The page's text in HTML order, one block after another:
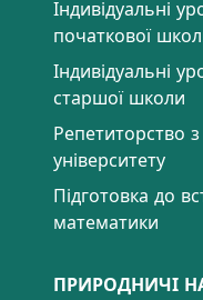
Індивідуальні
початкової
Індивідуальні
старшої школи
Репетиторство
університету
Підготовка до
математики
ПРИРОДНИЧІ